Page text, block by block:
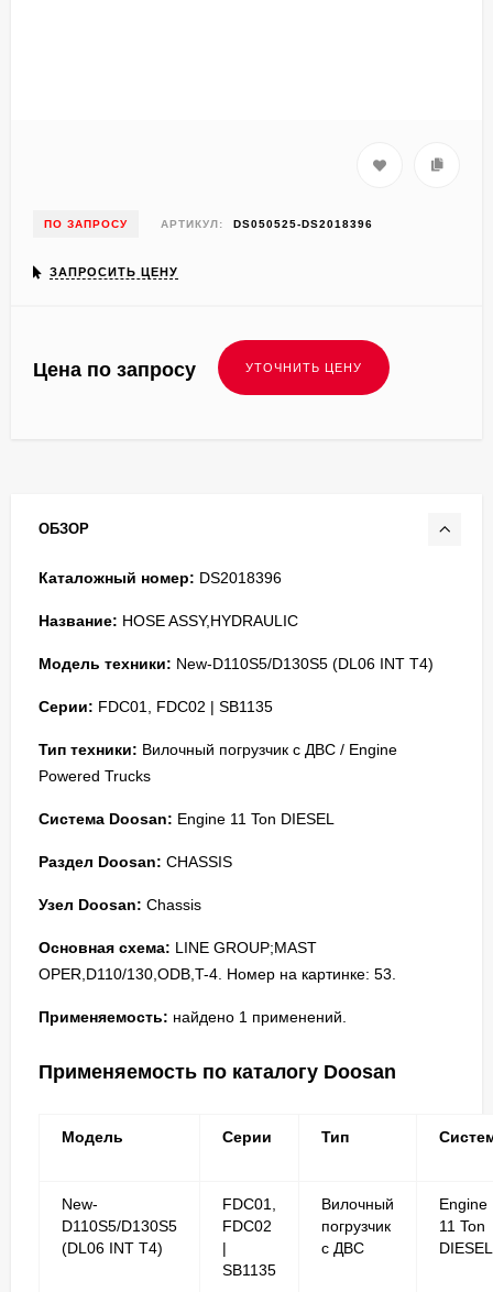
ПО ЗАПРОСУ АРТИКУЛ: DS050525-DS2018396
ЗАПРОСИТЬ ЦЕНУ
Цена по запросу
ОБЗОР
Каталожный номер: DS2018396
Название: HOSE ASSY,HYDRAULIC
Модель техники: New-D110S5/D130S5 (DL06 INT T4)
Серии: FDC01, FDC02 | SB1135
Тип техники: Вилочный погрузчик с ДВС / Engine
Powered Trucks
Система Doosan: Engine 11 Ton DIESEL
Раздел Doosan: CHASSIS
Узел Doosan: Chassis
Основная схема: LINE GROUP;MAST
OPER,D110/130,ODB,T-4. Номер на картинке: 53.
Применяемость: найдено 1 применений.
Применяемость по каталогу Doosan
Модель Серии Тип
New-
D110S5/D130S5
(DL06 INT T4)
FDC01,
FDC02
|
SB1135
Вилочный
погрузчик
с ДВС
Engine
11 Ton
DIESEL